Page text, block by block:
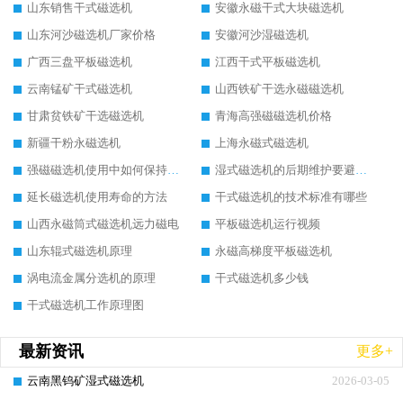
山东销售干式磁选机
安徽永磁干式大块磁选机
山东河沙磁选机厂家价格
安徽河沙湿磁选机
广西三盘平板磁选机
江西干式平板磁选机
云南锰矿干式磁选机
山西铁矿干选永磁磁选机
甘肃贫铁矿干选磁选机
青海高强磁磁选机价格
新疆干粉永磁选机
上海永磁式磁选机
强磁磁选机使用中如何保持其顺畅运行
湿式磁选机的后期维护要避开哪些坑
延长磁选机使用寿命的方法
干式磁选机的技术标准有哪些
山西永磁筒式磁选机远力磁电
平板磁选机运行视频
山东辊式磁选机原理
永磁高梯度平板磁选机
涡电流金属分选机的原理
干式磁选机多少钱
干式磁选机工作原理图
最新资讯 更多+
2026-03-05
云南黑钨矿湿式磁选机